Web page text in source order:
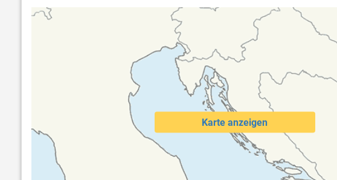
Karte anzeigen